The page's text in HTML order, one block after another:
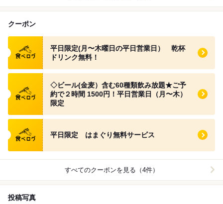
クーポン
食べログ クーポン
平日限定(月〜木曜日の平日営業日） 乾杯
ドリンク無料！
食べログ クーポン
◇ビール(金麦）含む60種類飲み放題★ご予
約で２時間 1500円！平日営業日（月〜木）
限定
食べログ クーポン
平日限定 はまぐり無料サービス
すべてのクーポンを見る（4件）
投稿写真